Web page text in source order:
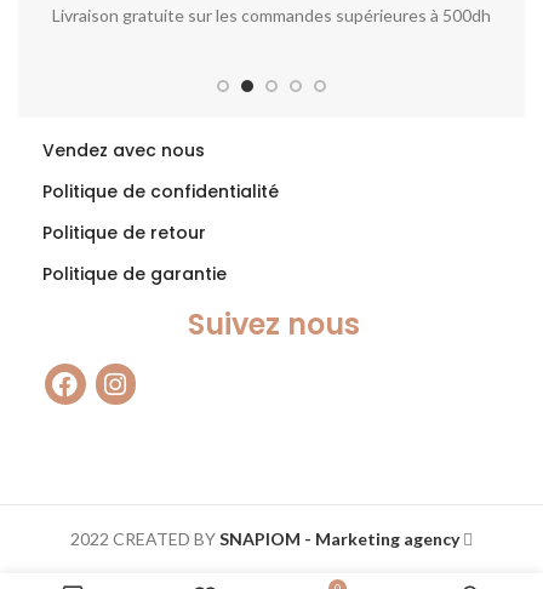
Livraison gratuite sur les commandes supérieures à 500dh
Vendez avec nous
Politique de confidentialité
Politique de retour
Politique de garantie
Suivez nous
2022 CREATED BYSNAPIOM - Marketing agency